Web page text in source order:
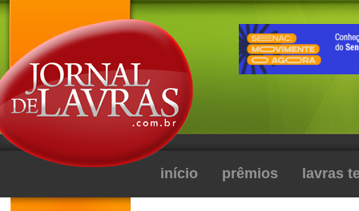
início prêmios lavras